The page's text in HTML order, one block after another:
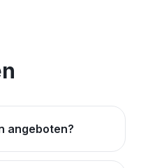
angeboten?